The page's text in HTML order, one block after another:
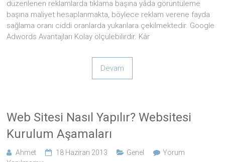
düzenlenen reklamlarda tıklama başına yâda görüntüleme
başına maliyet hesaplanmakta, böylece reklam verene fayda
sağlama oranı ciddi oranlarda yukarılara çekilmektedir. Google
Adwords Avantajları Kolay ölçülebilirdir. Kâr
Devam
Web Sitesi Nasıl Yapılır? Websitesi
Kurulum Aşamaları
Ahmet 18 Haziran 2013 Genel
Yorum